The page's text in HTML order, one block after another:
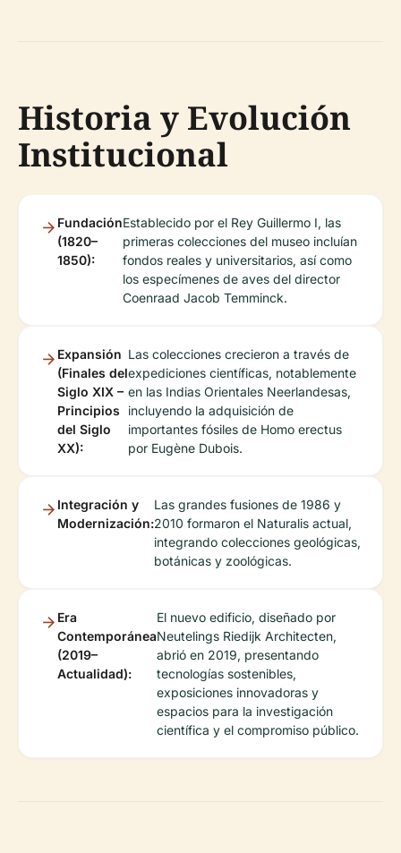
Historia y Evolución
Institucional
Fundación
(1820–
1850):
Establecido por el Rey Guillermo I, las
primeras colecciones del museo incluían
fondos reales y universitarios, así como
los especímenes de aves del director
Coenraad Jacob Temminck.
Expansión
(Finales del
Siglo XIX –
Principios
del Siglo
XX):
Las colecciones crecieron a través de
expediciones científicas, notablemente
en las Indias Orientales Neerlandesas,
incluyendo la adquisición de
importantes fósiles de Homo erectus
por Eugène Dubois.
Integración y
Modernización:
Las grandes fusiones de 1986 y
2010 formaron el Naturalis actual,
integrando colecciones geológicas,
botánicas y zoológicas.
Era
Contemporánea
(2019–
Actualidad):
El nuevo edificio, diseñado por
Neutelings Riedijk Architecten,
abrió en 2019, presentando
tecnologías sostenibles,
exposiciones innovadoras y
espacios para la investigación
científica y el compromiso público.